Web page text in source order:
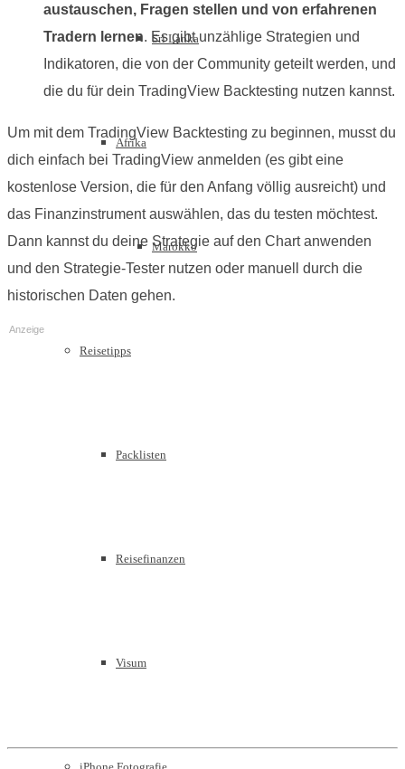
Sri Lanka
Afrika
Marokko
Reisetipps
Packlisten
Reisefinanzen
Visum
austauschen, Fragen stellen und von erfahrenen
Tradern lernen. Es gibt unzählige Strategien und
Indikatoren, die von der Community geteilt werden, und
die du für dein TradingView Backtesting nutzen kannst.
Um mit dem TradingView Backtesting zu beginnen, musst du
dich einfach bei TradingView anmelden (es gibt eine
kostenlose Version, die für den Anfang völlig ausreicht) und
das Finanzinstrument auswählen, das du testen möchtest.
Dann kannst du deine Strategie auf den Chart anwenden
und den Strategie-Tester nutzen oder manuell durch die
historischen Daten gehen.
Anzeige